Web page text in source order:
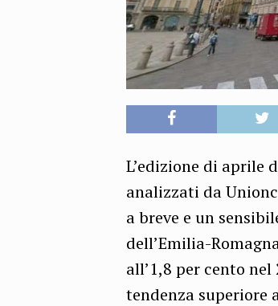
L’edizione di aprile
analizzati da
a breve e un
dell’Emilia-
all’1,8 per cento
tendenza superiore